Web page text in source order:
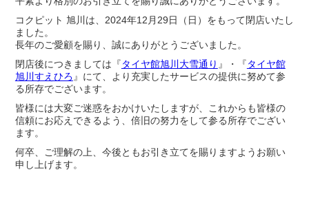
コクピット 旭川は、2024年12月29日（日）をもって閉店いたし
ました。
長年のご愛顧を賜り、誠にありがとうございました。
閉店後につきましては『タイヤ館旭川大雪通り 』・『タイヤ館
旭川すえひろ 』にて、より充実したサービスの提供に努めて参
る所存でございます。
皆様には大変ご迷惑をおかけいたしますが、これからも皆様の
信頼にお応えできるよう、倍旧の努力をして参る所存でござい
ます。
何卒、ご理解の上、今後ともお引き立てを賜りますようお願い
申し上げます。